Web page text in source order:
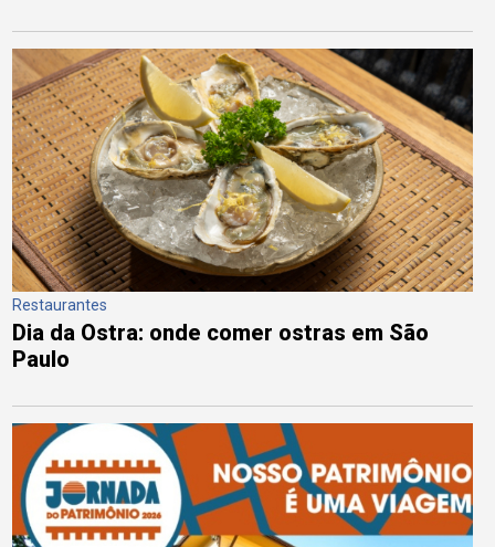
Restaurantes
Dia da Ostra: onde comer ostras em São
Paulo